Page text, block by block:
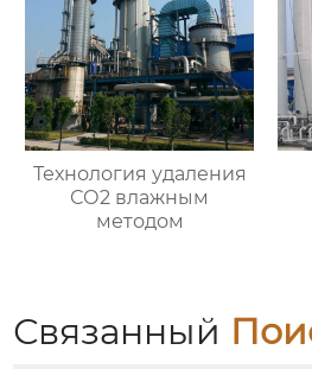
Технология удаления
СО2 влажным
методом
Связанный